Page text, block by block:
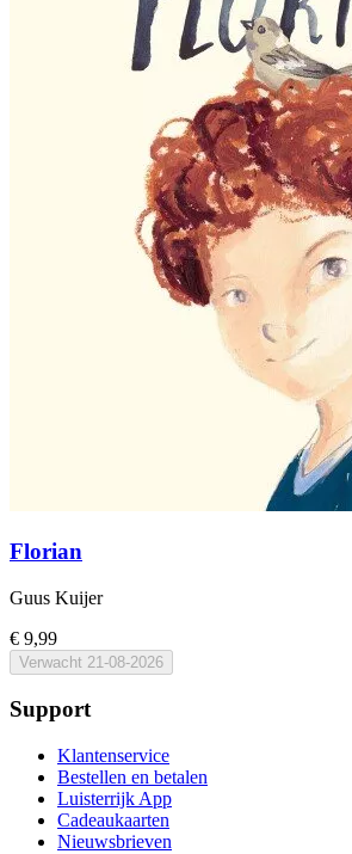
Florian
Guus Kuijer
€ 9,99
Verwacht 21-08-2026
Support
Klantenservice
Bestellen en betalen
Luisterrijk App
Cadeaukaarten
Nieuwsbrieven